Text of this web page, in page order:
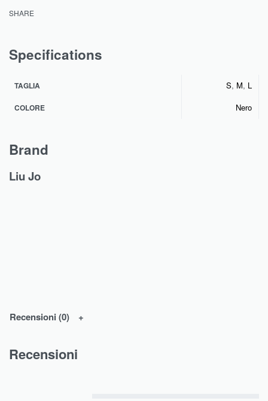
SHARE
Specifications
TAGLIA S, M, L
COLORE Nero
Brand
Liu Jo
Recensioni (0)
Recensioni